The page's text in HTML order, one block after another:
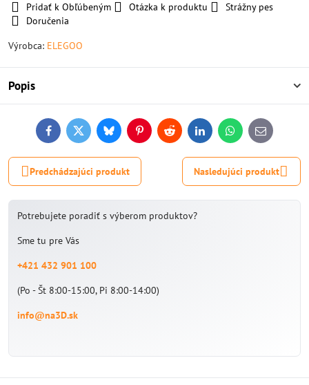
Pridať k Obľúbeným Otázka k produktu
Strážny pes
Doručenia
Výrobca: ELEGOO
Popis
FacebookTwitterBlueskyPinterestReddit LinkedInWhatsApp
E-
mail
Predchádzajúci produkt Nasledujúci produkt
Potrebujete poradiť s výberom produktov?
Sme tu pre Vás
+421 432 901 100
(Po - Št 8:00-15:00, Pi 8:00-14:00)
info@na3D.sk